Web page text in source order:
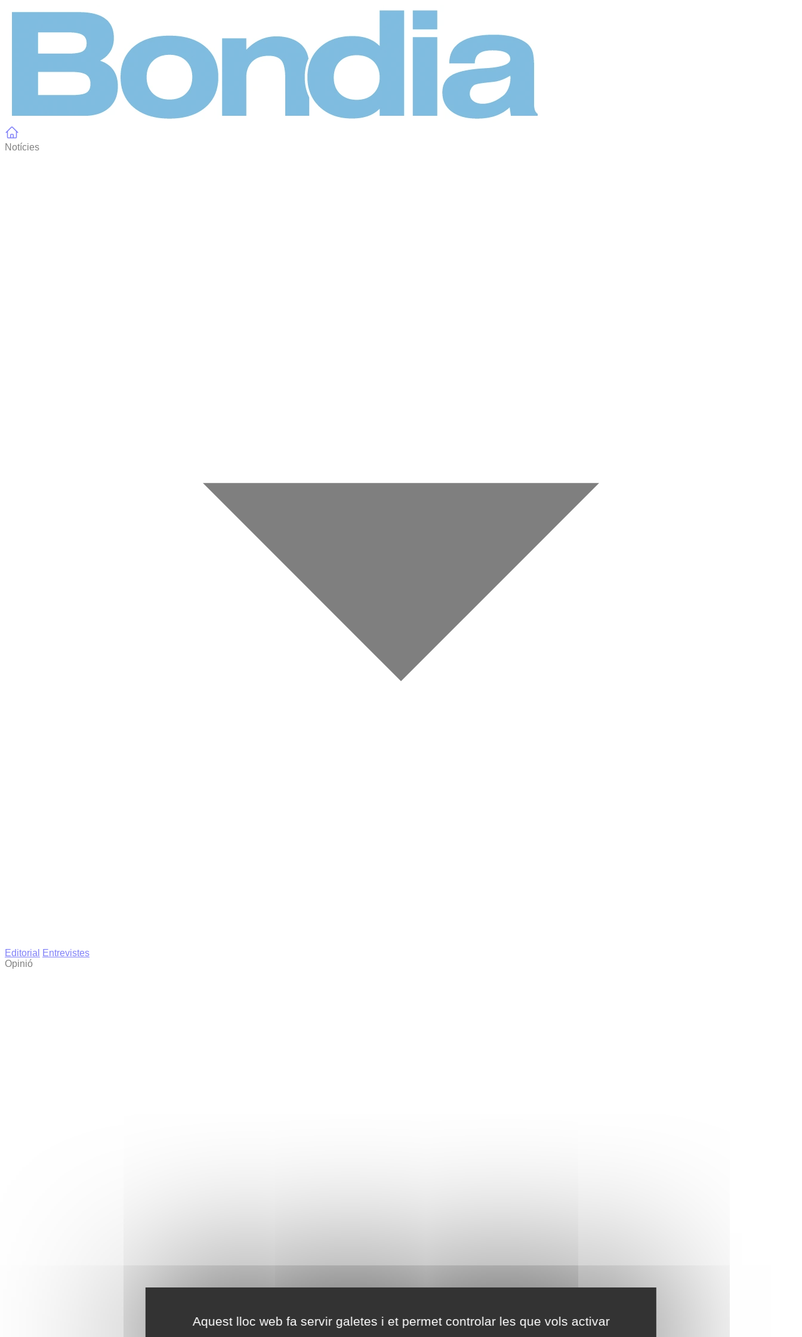
Aquest lloc web fa servir galetes i et permet controlar les que vols activar
Notícies
Editorial
Entrevistes
Opinió